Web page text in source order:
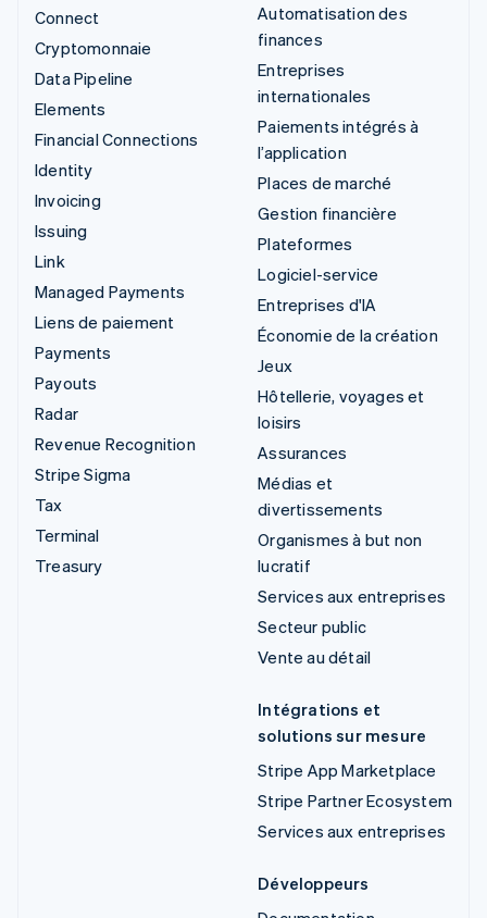
Connect
Cryptomonnaie
Data Pipeline
Elements
Financial Connections
Identity
Invoicing
Issuing
Link
Managed Payments
Liens de paiement
Payments
Payouts
Radar
Revenue Recognition
Stripe Sigma
Tax
Terminal
Treasury
Automatisation des
finances
Entreprises
internationales
Paiements intégrés à
l’application
Places de marché
Gestion financière
Plateformes
Logiciel-service
Entreprises d'IA
Économie de la création
Jeux
Hôtellerie, voyages et
loisirs
Assurances
Médias et
divertissements
Organismes à but non
lucratif
Services aux entreprises
Secteur public
Vente au détail
Intégrations et
solutions sur mesure
Stripe App Marketplace
Stripe Partner Ecosystem
Services aux entreprises
Développeurs